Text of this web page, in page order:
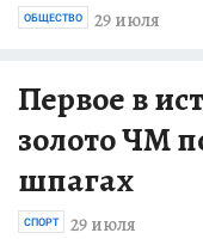
29 июля
ОБЩЕСТВО
Первое в
золото ЧМ
шпагах
29 июля
СПОРТ